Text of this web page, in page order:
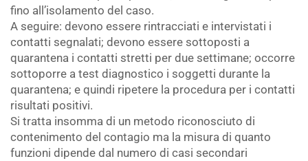
fino all’isolamento del caso.
A seguire: devono essere rintracciati e intervistati i
contatti segnalati; devono essere sottoposti a
quarantena i contatti stretti per due settimane; occorre
sottoporre a test diagnostico i soggetti durante la
quarantena; e quindi ripetere la procedura per i contatti
risultati positivi.
Si tratta insomma di un metodo riconosciuto di
contenimento del contagio ma la misura di quanto
funzioni dipende dal numero di casi secondari